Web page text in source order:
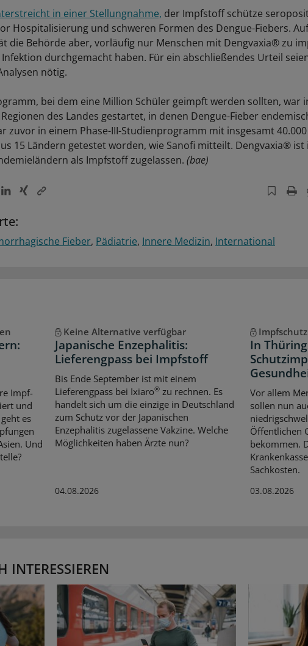
in einer Stellungnahme, der Impfstoff schütze
Hospitalisierung und schweren Formen des Dengue-Fiebers.
die Behörde aber, vorläufig nur Menschen mit Dengvaxia® zu
durchgemacht haben. Für ein abschließendes Urteil
nötig.
bei dem eine Million Schüler geimpft werden sollten, war
des Landes gestartet, in denen Dengue-Fieber
zuvor in einem Phase-III-Studienprogramm mit insgesamt 40.000
15 Ländern getestet worden, wie Sanofi mitteilt. Dengvaxia® ist
als Impfstoff zugelassen. (bae)
Fieber Pädiatrie Innere Medizin International
Impf-
und
es
Und
Keine Alternative verfügbar
Japanische Enzephalitis:
Lieferengpass bei Impfstoff
Bis Ende September ist mit einem
Lieferengpass bei Ixiaro®zu rechnen. Es
handelt sich um die einzige in Deutschland
zum Schutz vor der Japanischen
Enzephalitis zugelassene Vakzine. Welche
Möglichkeiten haben Ärzte nun?
04.08.2026
In
Vor allem
sollen nun
Öffentlichen
bekommen.
Sachkosten.
03.08.2026
INTERESSIEREN